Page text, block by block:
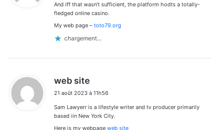
:
And iff that wasn’t sufficient, the platform hodts a totally-
fledged online casino.
My web page – toto79.org
chargement…
web site
t
:
21 août 2023 à 11h56
Sam Lawyerr is a lifestyle writer and tv producer primarily
based iin New York City.
Here is my webpage web site